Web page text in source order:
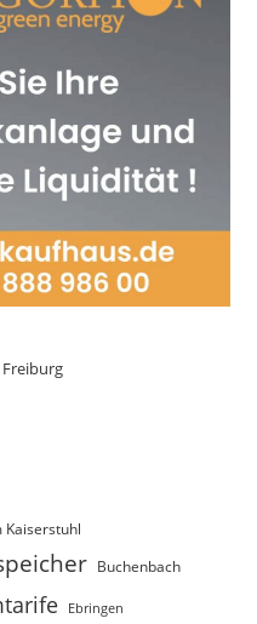
Kaiserstuhl
Buchenbach
Ebringen